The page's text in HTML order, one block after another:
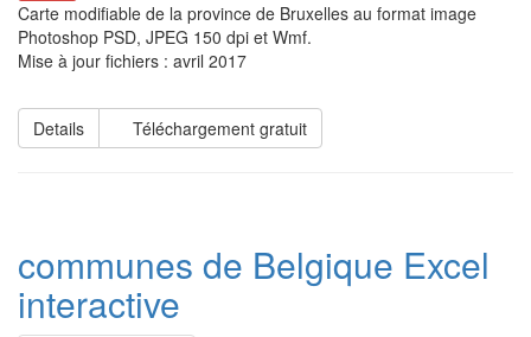
Carte modifiable de la province de Bruxelles au format image
Photoshop PSD, JPEG 150 dpi et Wmf.
Mise à jour fichiers : avril 2017
Details Téléchargement gratuit
communes de Belgique Excel
interactive